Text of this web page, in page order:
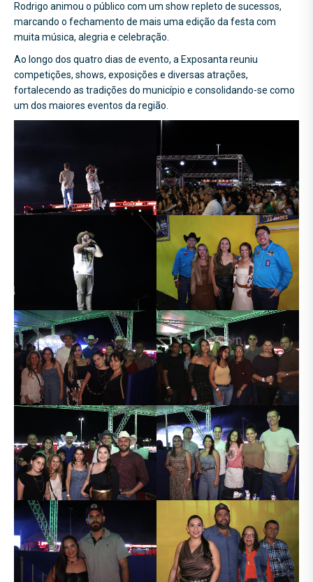
Rodrigo animou o público com um show repleto de sucessos,
marcando o fechamento de mais uma edição da festa com
muita música, alegria e celebração.
Ao longo dos quatro dias de evento, a Exposanta reuniu
competições, shows, exposições e diversas atrações,
fortalecendo as tradições do município e consolidando-se como
um dos maiores eventos da região.